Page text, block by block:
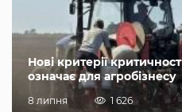
Нові критерії
означає для агробізнесу
8 липня 1 626